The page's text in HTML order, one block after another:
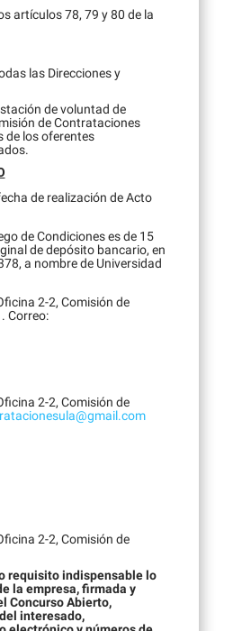
artículos 78, 79 y 80 de la
las Direcciones y
de voluntad de
de Contrataciones
de los oferentes
de realización de Acto
de Condiciones es de 15
de depósito bancario, en
a nombre de Universidad
2-2, Comisión de
Correo:
2-2, Comisión de
2-2, Comisión de
requisito indispensable lo
la empresa, firmada y
Concurso Abierto,
interesado,